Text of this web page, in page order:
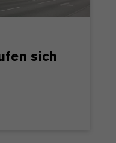
sich